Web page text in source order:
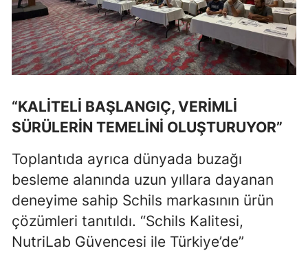
Iğdır
Yalova
Karabük
Osmaniye
“KALİTELİ BAŞLANGIÇ, VERİMLİ
SÜRÜLERİN TEMELİNİ OLUŞTURUYOR”
Toplantıda ayrıca dünyada buzağı
besleme alanında uzun yıllara dayanan
deneyime sahip Schils markasının ürün
çözümleri tanıtıldı. “Schils Kalitesi,
NutriLab Güvencesi ile Türkiye’de”